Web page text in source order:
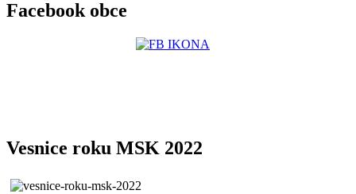
Facebook obce
Vesnice roku MSK 2022